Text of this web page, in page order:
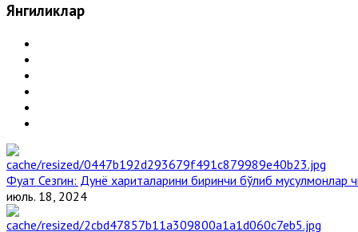
Янгиликлар
Фуат Сезгин: Дунё хариталарини биринчи бўлиб мусулмонлар
июль. 18, 2024